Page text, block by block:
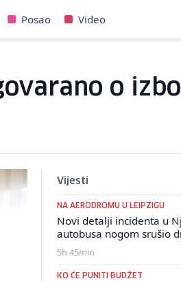
Posao Video
o
Vijesti
NA AERODROMU U LEIPZIGU
Novi detalji incidenta u
autobusa nogom srušio
5h 45min
KO ĆE PUNITI BUDŽET